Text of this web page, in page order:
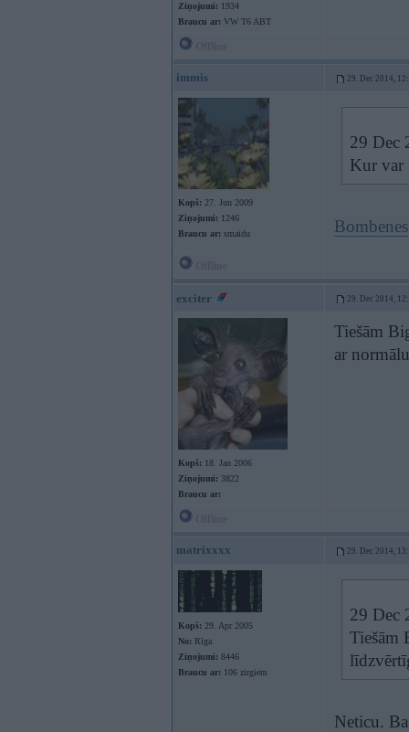
Ziņojumi: 1934
Braucu ar: VW T6 ABT
immis 29. Dec 2014,
Kopš: 27. Jun 2009
Ziņojumi: 1246
Braucu ar: smaidu
29 Dec
Kur var
Bombenes
exciter 29. Dec 2014,
Kopš: 18. Jan 2006
Ziņojumi: 3822
Braucu ar:
Tiešām
ar
matrixxxx 29. Dec 2014,
Kopš: 29. Apr 2005
No: Rīga
Ziņojumi: 8446
Braucu ar: 106 zirgiem
29 Dec
Tiešām
Neticu.